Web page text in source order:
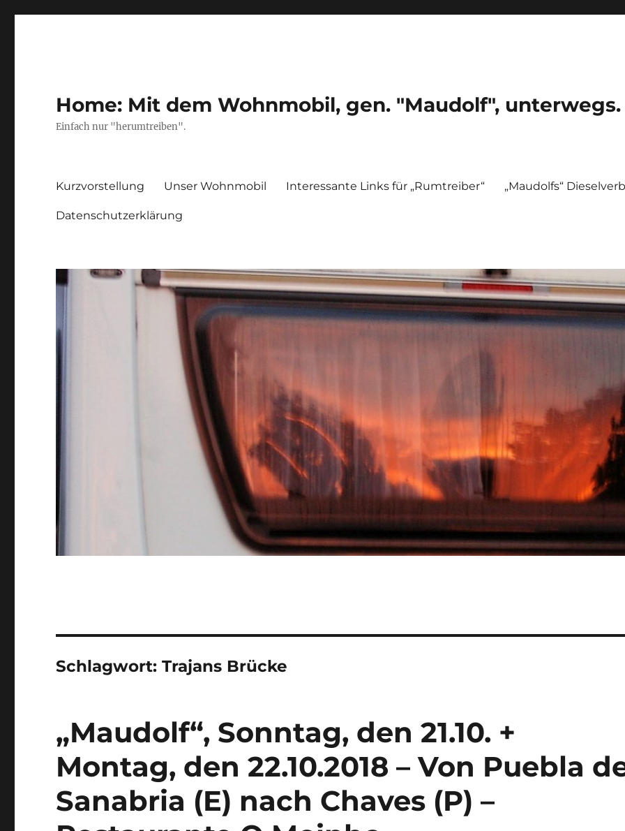
Home: Mit dem Wohnmobil, gen. "Maudolf", unterwegs.
Einfach nur "herumtreiben".
Kurzvorstellung Unser Wohnmobil Interessante Links für „Rumtreiber“ „Maudolfs“
Datenschutzerklärung
Schlagwort:Trajans Brücke
„Maudolf“, Sonntag, den 21.10. +
Montag, den 22.10.2018 – Von Puebla
Sanabria (E) nach Chaves (P) –